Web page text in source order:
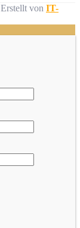
Erstellt von IT-